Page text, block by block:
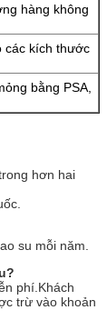
hàng không
các kích thước
bằng PSA,
hơn hai
su mỗi năm.
phí.Khách
trừ vào khoản